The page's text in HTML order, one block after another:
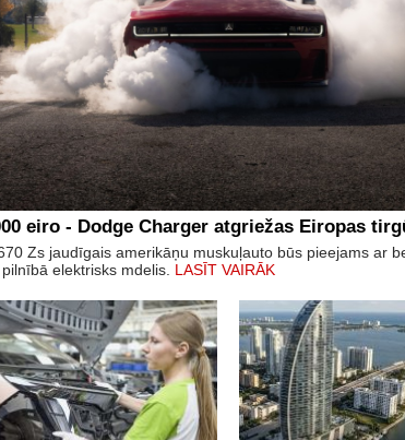
eiro - Dodge Charger atgriežas Eiropas
Zs jaudīgais amerikāņu muskuļauto būs pieejams ar
elektrisks mdelis. LASĪT VAIRĀK